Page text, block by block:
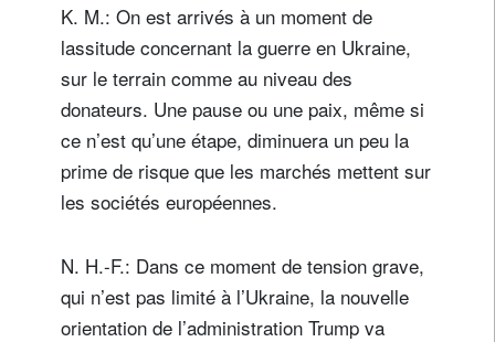
K. M.: On est arrivés à un moment de
lassitude concernant la guerre en Ukraine,
sur le terrain comme au niveau des
donateurs. Une pause ou une paix, même si
ce n’est qu’une étape, diminuera un peu la
prime de risque que les marchés mettent sur
les sociétés européennes.
N. H.-F.: Dans ce moment de tension grave,
qui n’est pas limité à l’Ukraine, la nouvelle
orientation de l’administration Trump va